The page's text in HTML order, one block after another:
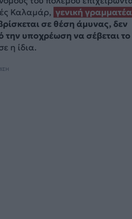
Καλαμάρ, γενική
σε θέση άμυνας, δεν
υποχρέωση να σέβεται το
η ίδια.